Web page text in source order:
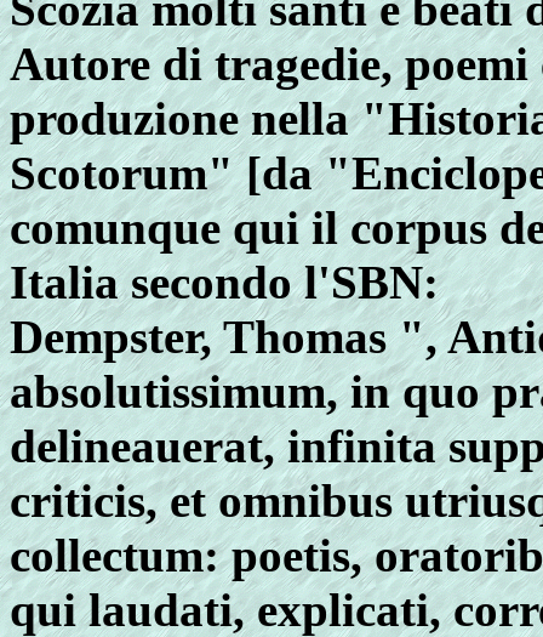
Autore di tragedie,
produzione nella
Scotorum" [da
comunque qui il corpus
Italia secondo l'SBN:
Dempster, Thomas ",
absolutissimum, in quo
delineauerat, infinita
criticis, et omnibus
collectum: poetis,
qui laudati, explicati,